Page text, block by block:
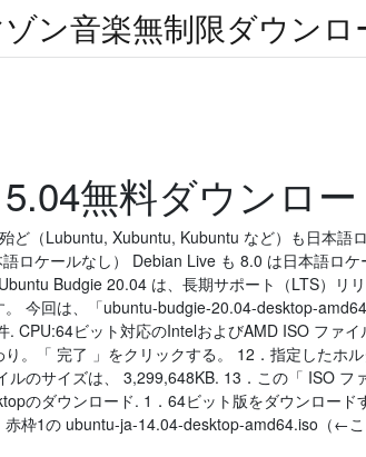
ン音楽無制限ダウンロ
無料ダウンロ
ど（Lubuntu, Xubuntu, Kubuntu など）も日本語
ロケールなし） Debian Live も 8.0 は日本語ロ
Budgie 20.04 は、長期サポート（LTS）リ
今回は、「ubuntu-budgie-20.04-desktop-
. CPU:64ビット対応のIntelおよびAMD ISO ファ
。「 完了 」をクリックする。 12．指定したホ
ルのサイズは、 3,299,648KB. 13．この「 ISO フ
のダウンロード. 1．64ビット版をダウンロード
赤枠1の ubuntu-ja-14.04-desktop-amd64.iso（←